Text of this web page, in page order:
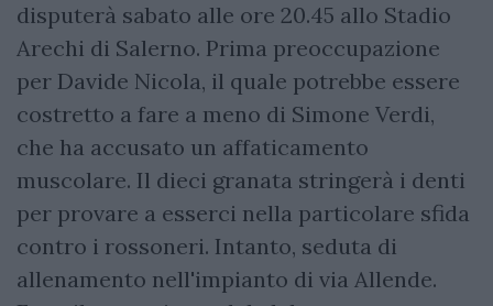
disputerà sabato alle ore 20.45 allo Stadio
Arechi di Salerno. Prima preoccupazione
per Davide Nicola, il quale potrebbe essere
costretto a fare a meno di Simone Verdi,
che ha accusato un affaticamento
muscolare. Il dieci granata stringerà i denti
per provare a esserci nella particolare sfida
contro i rossoneri. Intanto, seduta di
allenamento nell'impianto di via Allende.